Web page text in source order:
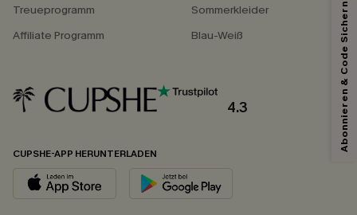
Treueprogramm
Affiliate Programm
Sommerkleider
Blau-Weiß
4.3
CUPSHE-APP HERUNTERLADEN
Abonnieren & Code Sichern